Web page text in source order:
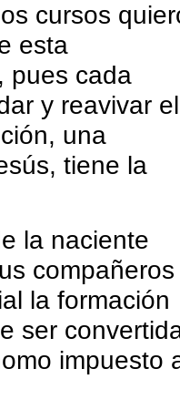
cursos
esta
pues cada
y reavivar el
una
tiene la
la naciente
compañeros
la formación
ser
impuesto